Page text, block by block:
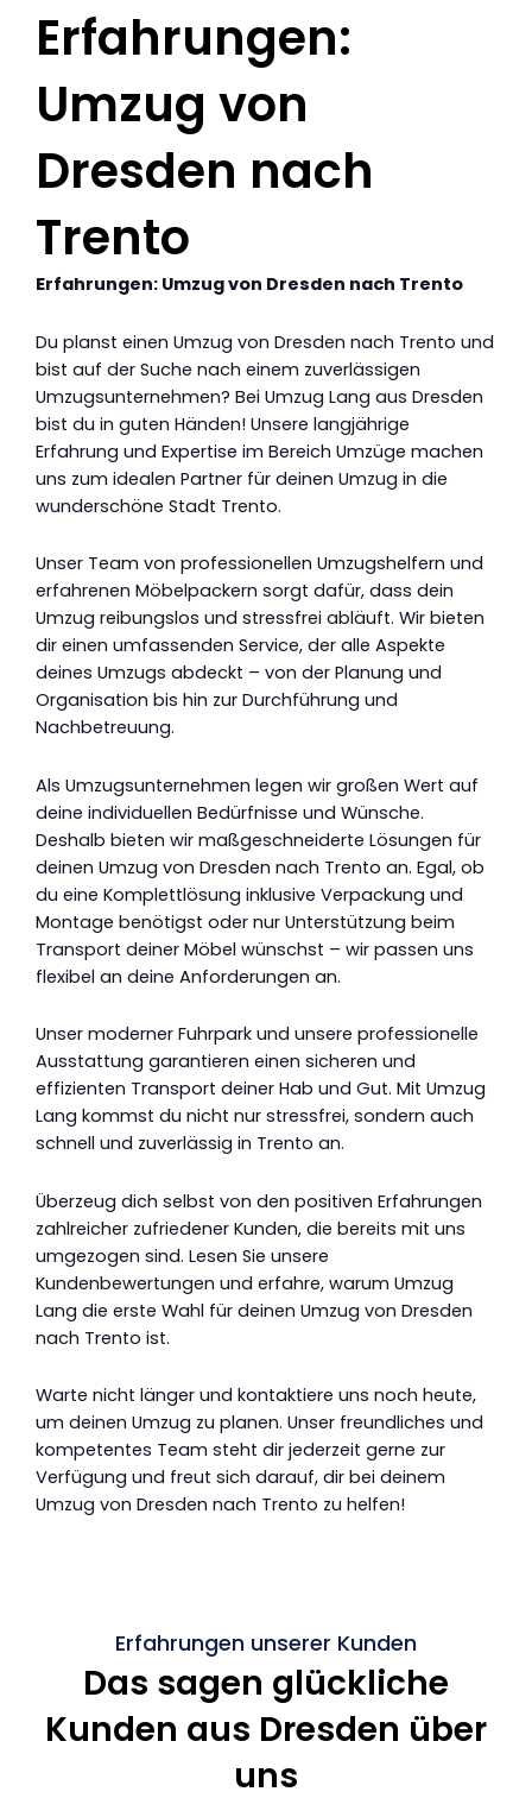
Erfahrungen:
Umzug von
Dresden nach
Trento
Erfahrungen: Umzug von Dresden nach Trento
Du planst einen Umzug von Dresden nach Trento und
bist auf der Suche nach einem zuverlässigen
Umzugsunternehmen? Bei Umzug Lang aus Dresden
bist du in guten Händen! Unsere langjährige
Erfahrung und Expertise im Bereich Umzüge machen
uns zum idealen Partner für deinen Umzug in die
wunderschöne Stadt Trento.
Unser Team von professionellen Umzugshelfern und
erfahrenen Möbelpackern sorgt dafür, dass dein
Umzug reibungslos und stressfrei abläuft. Wir bieten
dir einen umfassenden Service, der alle Aspekte
deines Umzugs abdeckt – von der Planung und
Organisation bis hin zur Durchführung und
Nachbetreuung.
Als Umzugsunternehmen legen wir großen Wert auf
deine individuellen Bedürfnisse und Wünsche.
Deshalb bieten wir maßgeschneiderte Lösungen für
deinen Umzug von Dresden nach Trento an. Egal, ob
du eine Komplettlösung inklusive Verpackung und
Montage benötigst oder nur Unterstützung beim
Transport deiner Möbel wünschst – wir passen uns
flexibel an deine Anforderungen an.
Unser moderner Fuhrpark und unsere professionelle
Ausstattung garantieren einen sicheren und
effizienten Transport deiner Hab und Gut. Mit Umzug
Lang kommst du nicht nur stressfrei, sondern auch
schnell und zuverlässig in Trento an.
Überzeug dich selbst von den positiven Erfahrungen
zahlreicher zufriedener Kunden, die bereits mit uns
umgezogen sind. Lesen Sie unsere
Kundenbewertungen und erfahre, warum Umzug
Lang die erste Wahl für deinen Umzug von Dresden
nach Trento ist.
Warte nicht länger und kontaktiere uns noch heute,
um deinen Umzug zu planen. Unser freundliches und
kompetentes Team steht dir jederzeit gerne zur
Verfügung und freut sich darauf, dir bei deinem
Umzug von Dresden nach Trento zu helfen!
Erfahrungen unserer Kunden
Das sagen glückliche
Kunden aus Dresden über
uns